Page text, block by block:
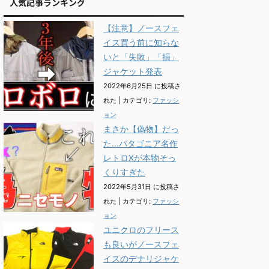
人気記事ランキング
【注意】ノースフェ
イス買う前に知らな
いと「失敗」「損」
ジャケット発表
2022年6月25日 に投稿さ
れた
カテゴリ: ファッシ
ョン
まさか【偽物】だっ
た...パタゴニア名作
レトロXが本物そっ
くりすぎた
2022年5月31日 に投稿さ
れた
カテゴリ: ファッシ
ョン
ユニクロのフリース
も良いがノースフェ
イスのデナリジャケ